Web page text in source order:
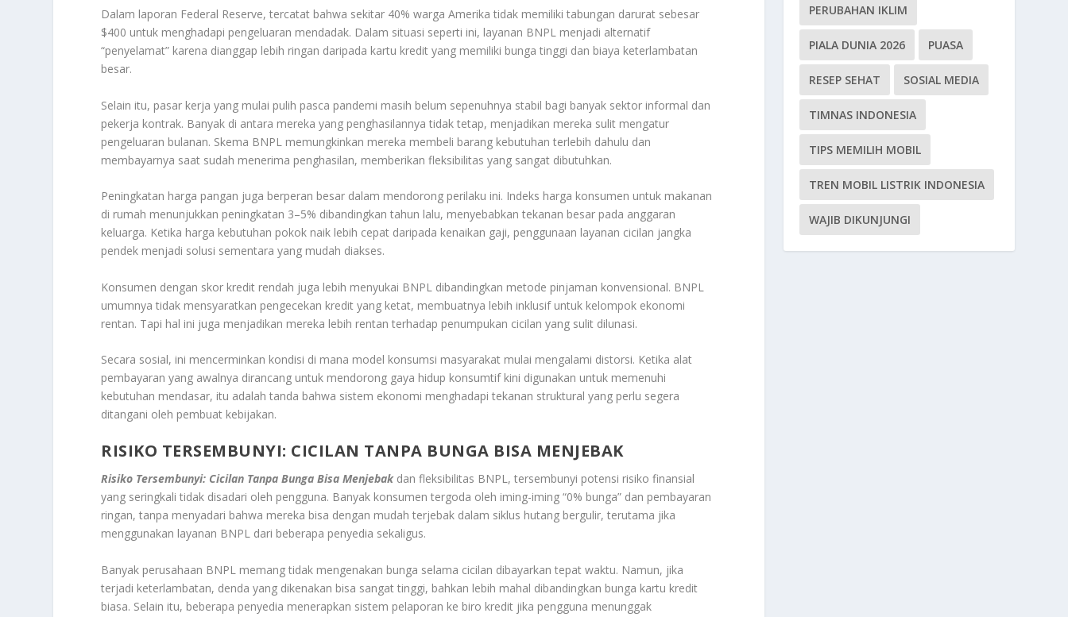
Dalam laporan Federal Reserve, tercatat bahwa sekitar 40% warga Amerika tidak memiliki tabungan darurat sebesar
$400 untuk menghadapi pengeluaran mendadak. Dalam situasi seperti ini, layanan BNPL menjadi alternatif
“penyelamat” karena dianggap lebih ringan daripada kartu kredit yang memiliki bunga tinggi dan biaya keterlambatan
besar.
Selain itu, pasar kerja yang mulai pulih pasca pandemi masih belum sepenuhnya stabil bagi banyak sektor informal dan
pekerja kontrak. Banyak di antara mereka yang penghasilannya tidak tetap, menjadikan mereka sulit mengatur
pengeluaran bulanan. Skema BNPL memungkinkan mereka membeli barang kebutuhan terlebih dahulu dan
membayarnya saat sudah menerima penghasilan, memberikan fleksibilitas yang sangat dibutuhkan.
Peningkatan harga pangan juga berperan besar dalam mendorong perilaku ini. Indeks harga konsumen untuk makanan
di rumah menunjukkan peningkatan 3–5% dibandingkan tahun lalu, menyebabkan tekanan besar pada anggaran
keluarga. Ketika harga kebutuhan pokok naik lebih cepat daripada kenaikan gaji, penggunaan layanan cicilan jangka
pendek menjadi solusi sementara yang mudah diakses.
Konsumen dengan skor kredit rendah juga lebih menyukai BNPL dibandingkan metode pinjaman konvensional. BNPL
umumnya tidak mensyaratkan pengecekan kredit yang ketat, membuatnya lebih inklusif untuk kelompok ekonomi
rentan. Tapi hal ini juga menjadikan mereka lebih rentan terhadap penumpukan cicilan yang sulit dilunasi.
Secara sosial, ini mencerminkan kondisi di mana model konsumsi masyarakat mulai mengalami distorsi. Ketika alat
pembayaran yang awalnya dirancang untuk mendorong gaya hidup konsumtif kini digunakan untuk memenuhi
kebutuhan mendasar, itu adalah tanda bahwa sistem ekonomi menghadapi tekanan struktural yang perlu segera
ditangani oleh pembuat kebijakan.
RISIKO TERSEMBUNYI: CICILAN TANPA BUNGA BISA MENJEBAK
Risiko Tersembunyi: Cicilan Tanpa Bunga Bisa Menjebak dan fleksibilitas BNPL, tersembunyi potensi risiko finansial
yang seringkali tidak disadari oleh pengguna. Banyak konsumen tergoda oleh iming-iming “0% bunga” dan pembayaran
ringan, tanpa menyadari bahwa mereka bisa dengan mudah terjebak dalam siklus hutang bergulir, terutama jika
menggunakan layanan BNPL dari beberapa penyedia sekaligus.
Banyak perusahaan BNPL memang tidak mengenakan bunga selama cicilan dibayarkan tepat waktu. Namun, jika
terjadi keterlambatan, denda yang dikenakan bisa sangat tinggi, bahkan lebih mahal dibandingkan bunga kartu kredit
biasa. Selain itu, beberapa penyedia menerapkan sistem pelaporan ke biro kredit jika pengguna menunggak
PERUBAHAN IKLIM
PIALA DUNIA 2026 PUASA
RESEP SEHAT SOSIAL MEDIA
TIMNAS INDONESIA
TIPS MEMILIH MOBIL
TREN MOBIL LISTRIK INDONESIA
WAJIB DIKUNJUNGI